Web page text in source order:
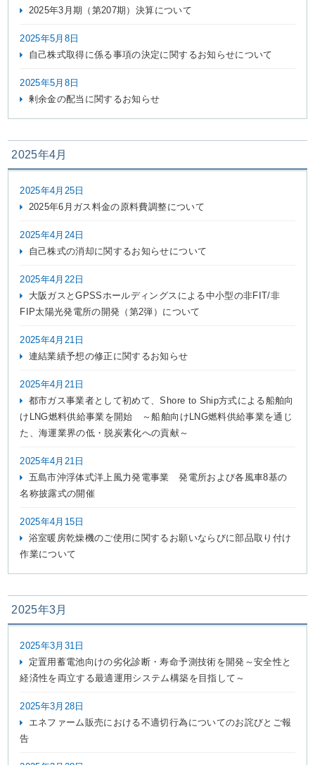
2025年3月期（第207期）決算について
2025年5月8日
自己株式取得に係る事項の決定に関するお知らせについて
2025年5月8日
剰余金の配当に関するお知らせ
2025年4月
2025年4月25日
2025年6月ガス料金の原料費調整について
2025年4月24日
自己株式の消却に関するお知らせについて
2025年4月22日
大阪ガスとGPSSホールディングスによる中小型の非FIT/非
FIP太陽光発電所の開発（第2弾）について
2025年4月21日
連結業績予想の修正に関するお知らせ
2025年4月21日
都市ガス事業者として初めて、Shore to Ship方式による船舶向
けLNG燃料供給事業を開始 ～船舶向けLNG燃料供給事業を通じ
た、海運業界の低・脱炭素化への貢献～
2025年4月21日
五島市沖浮体式洋上風力発電事業 発電所および各風車8基の
名称披露式の開催
2025年4月15日
浴室暖房乾燥機のご使用に関するお願いならびに部品取り付け
作業について
2025年3月
2025年3月31日
定置用蓄電池向けの劣化診断・寿命予測技術を開発～安全性と
経済性を両立する最適運用システム構築を目指して～
2025年3月28日
エネファーム販売における不適切行為についてのお詫びとご報
告